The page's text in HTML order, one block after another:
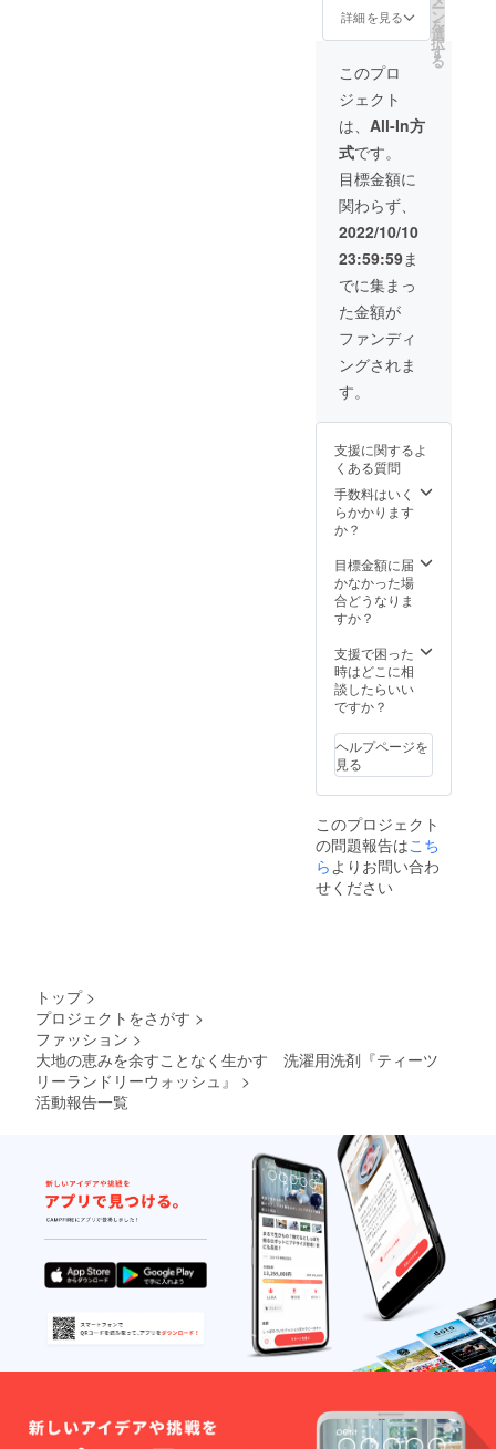
す。
（正式
につい
ては、
仕様が
変更に
能性も
ござい
ます）
※700ml
入リの
ボトル
に入っ
た液体
洗剤で
す ※送
料を含
みます
の星座
る星座
びいた
だけれ
ばと思
いま
す。 無
香料も
お選び
いただ
す。 ３
種類、
すべて
同じ香
りを選
ぶこと
も可能
入リの
詰替え
パウチ
に入っ
た液体
洗剤で
みます
リー
ウォッ
（700m
lボトル
タイ
プ） 3
本 ボト
ルタイ
プ
（700m
l）のラ
ンド
リー
ウォッ
シュを
無香料
と12星
座の香
りの中
からお
点お選
だける
プラン
です。
ご自身
族の星
座な
ど、気
お選び
くださ
い。 無
香料も
いただ
けま
す。 ３
種類、
同じ香
りを選
ぶこと
も可能
です。
なりま
ては、
仕様が
変更に
なる可
能性も
あござ
いま
す）
※700ml
入リの
ボトル
に入っ
た液体
洗剤で
料を含
みます
詳細を見る ー
ン
を
選
択
す
る
このプロ
ジェクト
は、 All-In方
式です。
目標金額に
関わらず、
2022/10/10
23:59:59ま
でに集まっ
た金額が
ファンディ
ングされま
す。
支援に関するよ
くある質問
手数料はいく
らかかります
か？
目標金額に届
かなかった場
合どうなりま
すか？
支援で困った
時はどこに相
談したらいい
ですか？
ヘルプページを
見る
このプロジェクト
の問題報告はこち
らよりお問い合わ
せください
トップ >
プロジェクトをさがす >
ファッション >
大地の恵みを余すことなく生かす 洗濯用洗剤『ティーツ
リーランドリーウォッシュ』
>
活動報告一覧